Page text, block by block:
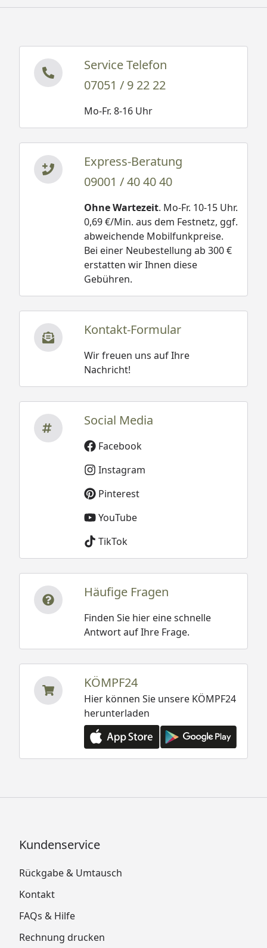
Service Telefon
07051 / 9 22 22
Mo-Fr. 8-16 Uhr
Express-Beratung
09001 / 40 40 40
Ohne Wartezeit. Mo-Fr. 10-15 Uhr.
0,69 €/Min. aus dem Festnetz, ggf.
abweichende Mobilfunkpreise.
Bei einer Neubestellung ab 300 €
erstatten wir Ihnen diese
Gebühren.
Kontakt-Formular
Wir freuen uns auf Ihre
Nachricht!
Social Media
Facebook
Instagram
Pinterest
YouTube
TikTok
Häufige Fragen
Finden Sie hier eine schnelle
Antwort auf Ihre Frage.
KÖMPF24
Hier können Sie unsere KÖMPF24
herunterladen
Kundenservice
Rückgabe & Umtausch
Kontakt
FAQs & Hilfe
Rechnung drucken